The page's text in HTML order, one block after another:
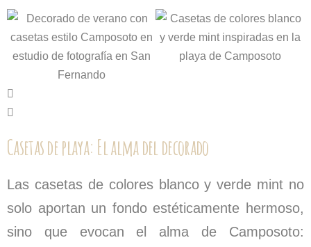
Casetas de playa: El alma del decorado
Las casetas de colores blanco y verde mint no
solo aportan un fondo estéticamente hermoso,
sino que evocan el alma de Camposoto: